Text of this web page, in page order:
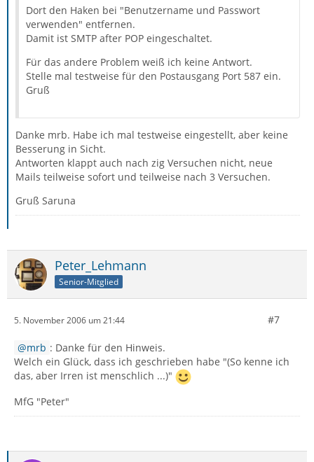
Dort den Haken bei "Benutzername und Passwort
verwenden" entfernen.
Damit ist SMTP after POP eingeschaltet.
Für das andere Problem weiß ich keine Antwort.
Stelle mal testweise für den Postausgang Port 587 ein.
Gruß
Danke mrb. Habe ich mal testweise eingestellt, aber keine
Besserung in Sicht.
Antworten klappt auch nach zig Versuchen nicht, neue
Mails teilweise sofort und teilweise nach 3 Versuchen.
Gruß Saruna
Peter_Lehmann
Senior-Mitglied
5. November 2006 um 21:44 #7
mrb : Danke für den Hinweis.
Welch ein Glück, dass ich geschrieben habe "(So kenne ich
das, aber Irren ist menschlich ...)"
MfG "Peter"